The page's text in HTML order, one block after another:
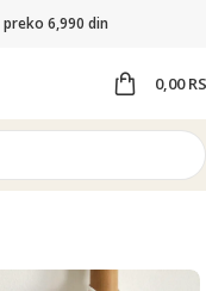
preko 6,990 din
0,00